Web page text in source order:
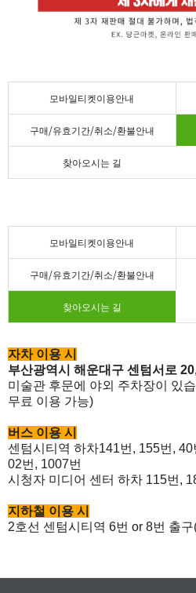
모바일티켓이용안내
구매/유효기간/취소/환불안내
찾아오시는 길
모바일티켓이용안내
구매/유효기간/취소/환불안내
찾아오시는 길
자차 이용 시
부산광역시 해운대구 센텀서로
미술관 후문에 야외 주차장이 있
무료 이용 가능)
​버스 이용 시
센텀시티역 하차141번, 155번,
02번, 1007번
시청자 미디어 센터 하차 115번,
​지하철 이용 시
​2호선 센텀시티역 6번 or 8번 출